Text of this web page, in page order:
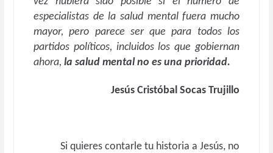
especialistas de la salud mental fuera mucho
mayor, pero parece ser que para todos los
partidos políticos, incluidos los que gobiernan
ahora,la salud mental no es una prioridad.
Jesús Cristóbal Socas Trujillo
Si quieres contarle tu historia a Jesús, no